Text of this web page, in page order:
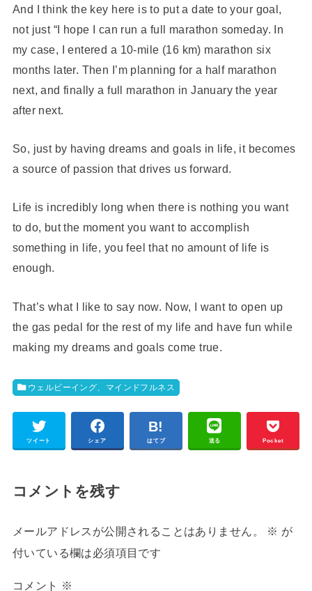
And I think the key here is to put a date to your goal,
not just “I hope I can run a full marathon someday. In
my case, I entered a 10-mile (16 km) marathon six
months later. Then I’m planning for a half marathon
next, and finally a full marathon in January the year
after next.
So, just by having dreams and goals in life, it becomes
a source of passion that drives us forward.
Life is incredibly long when there is nothing you want
to do, but the moment you want to accomplish
something in life, you feel that no amount of life is
enough.
That’s what I like to say now. Now, I want to open up
the gas pedal for the rest of my life and have fun while
making my dreams and goals come true.
ウェルビーイング、マインドフルネス
ツイート シェア はてブ 送る Pocket
コメントを残す
メールアドレスが公開されることはありません。 ※ が
付いている欄は必須項目です
コメント ※